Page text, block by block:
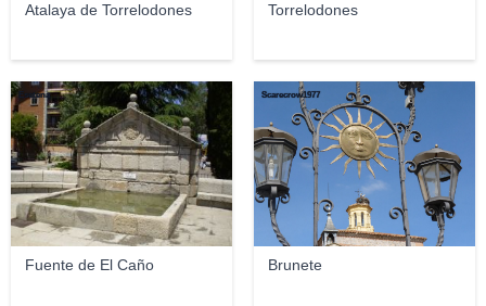
Atalaya de Torrelodones Torrelodones
Fuente de El Caño
Esetena
Brunete
Scarecrow1977